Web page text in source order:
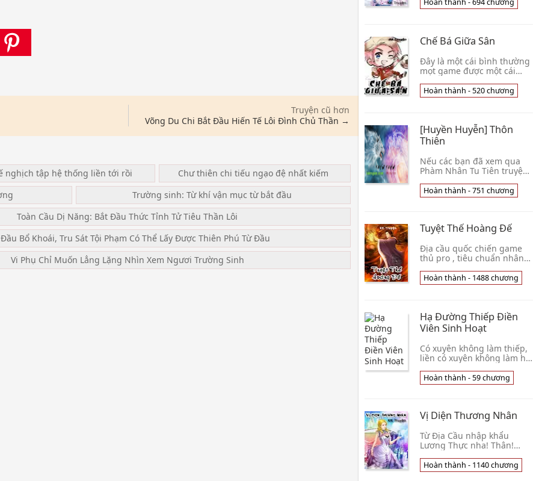
Truyện cũ hơn
Võng Du Chi Bắt Đầu Hiến Tế Lôi Đình Chủ Thần →
nghịch tập hệ thống liền tới rồi
Chư thiên chi tiếu ngạo đệ nhất kiếm
Trường sinh: Từ khí vận mục từ bắt đầu
Toàn Cầu Dị Năng: Bắt Đầu Thức Tỉnh Tử Tiêu Thần Lôi
Bổ Khoái, Tru Sát Tội Phạm Có Thể Lấy Được Thiên Phú Từ Đầu
Vi Phụ Chỉ Muốn Lẳng Lặng Nhìn Xem Ngươi Trường Sinh
người chết sống lại, diệu
Thiên, vô tình gặp được
Hoàn thành - 694 chương
Chế Bá Giữa Sân
Đây là một cái bình thường
mọt game được một cái
thống sau, chế bá giữa sân
cố sự. Có người hận hắn,
người vợ. Chúng MM:
Nhưng la
Hoàn thành - 520 chương
[Huyền Huyễn] Thôn
Thiên
Nếu các bạn đã xem qua
Phàm Nhân Tu Tiên truyện
và yêu thích hai tác phẩm
trên, thì các bạn không thể
người cô nhi vượt lên tất cả
vào tu tiên môn, để rồi từng
bước đi trên con đường tu
thách... Tình Trạng : [Hoàn
thành - 751] Nguồn : Sưu
Hoàn thành - 751 chương
Tuyệt Thế Hoàng Đế
Địa cầu quốc chiến game
thủ pro , tiêu chuẩn nhân
trắc sau , sống lại đến dị
giới. Nhưng mà , ở nơi này
chút , lại k
Hoàn thành - 1488 chương
Hạ Đường Thiếp Điền
Viên Sinh Hoạt
Có xuyên không làm thiếp,
liền có xuyên không làm hạ
Xuân Hỉ liền xuyên việt trở
thành một cái hạ đường
phí, mà các nàng
Hoàn thành - 59 chương
Vị Diện Thương Nhân
Từ Địa Cầu nhập khẩu
Lương Thực nha! Thân!
tới mấy cân? Không mắc,
chỉ cần một cái Kim Tệ!Đến
Hoàn thành - 1140 chương